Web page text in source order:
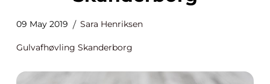
09 May 2019 Sara Henriksen
Gulvafhøvling Skanderborg